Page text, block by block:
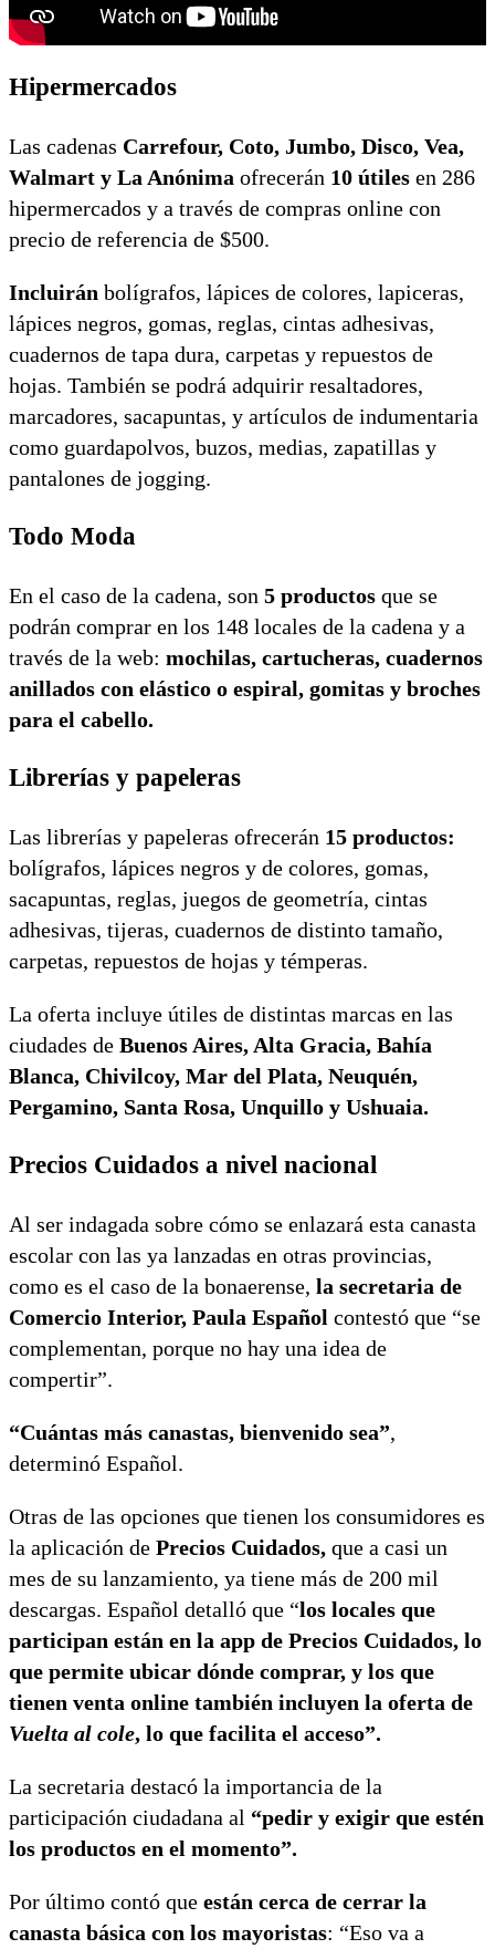
Hipermercados
Las cadenas Carrefour, Coto, Jumbo, Disco, Vea,
Walmart y La Anónima ofrecerán 10 útiles en 286
hipermercados y a través de compras online con
precio de referencia de $500.
Incluirán bolígrafos, lápices de colores, lapiceras,
lápices negros, gomas, reglas, cintas adhesivas,
cuadernos de tapa dura, carpetas y repuestos de
hojas. También se podrá adquirir resaltadores,
marcadores, sacapuntas, y artículos de indumentaria
como guardapolvos, buzos, medias, zapatillas y
pantalones de jogging.
Todo Moda
En el caso de la cadena, son 5 productos que se
podrán comprar en los 148 locales de la cadena y a
través de la web: mochilas, cartucheras, cuadernos
anillados con elástico o espiral, gomitas y broches
para el cabello.
Librerías y papeleras
Las librerías y papeleras ofrecerán 15 productos:
bolígrafos, lápices negros y de colores, gomas,
sacapuntas, reglas, juegos de geometría, cintas
adhesivas, tijeras, cuadernos de distinto tamaño,
carpetas, repuestos de hojas y témperas.
La oferta incluye útiles de distintas marcas en las
ciudades de Buenos Aires, Alta Gracia, Bahía
Blanca, Chivilcoy, Mar del Plata, Neuquén,
Pergamino, Santa Rosa, Unquillo y Ushuaia.
Precios Cuidados a nivel nacional
Al ser indagada sobre cómo se enlazará esta canasta
escolar con las ya lanzadas en otras provincias,
como es el caso de la bonaerense, la secretaria de
Comercio Interior, Paula Español contestó que “se
complementan, porque no hay una idea de
compertir”.
“Cuántas más canastas, bienvenido sea”,
determinó Español.
Otras de las opciones que tienen los consumidores es
la aplicación de Precios Cuidados, que a casi un
mes de su lanzamiento, ya tiene más de 200 mil
descargas. Español detalló que “los locales que
participan están en la app de Precios Cuidados, lo
que permite ubicar dónde comprar, y los que
tienen venta online también incluyen la oferta de
Vuelta al cole, lo que facilita el acceso”.
La secretaria destacó la importancia de la
participación ciudadana al “pedir y exigir que estén
los productos en el momento”.
Por último contó que están cerca de cerrar la
canasta básica con los mayoristas: “Eso va a